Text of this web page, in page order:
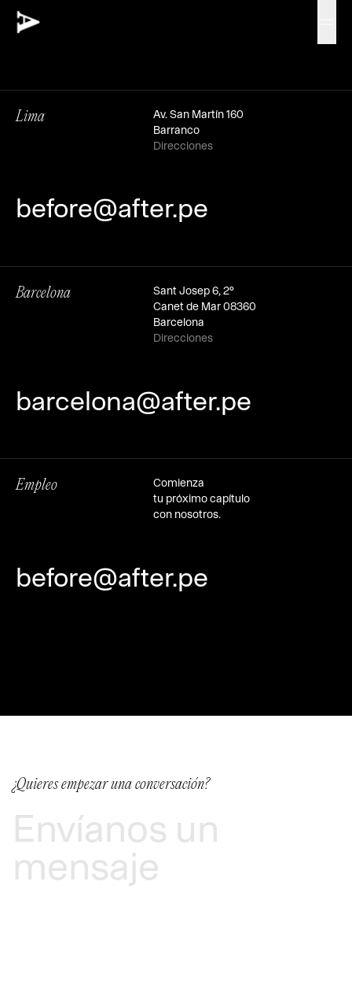
Lima
Av. San Martín 160
Barranco
Direcciones
before@after.pe
Barcelona
Sant Josep 6, 2º
Canet de Mar 08360
Barcelona
Direcciones
barcelona@after.pe
Empleo
Comienza
tu próximo capítulo
con nosotros.
before@after.pe
¿Quieres empezar una conversación?